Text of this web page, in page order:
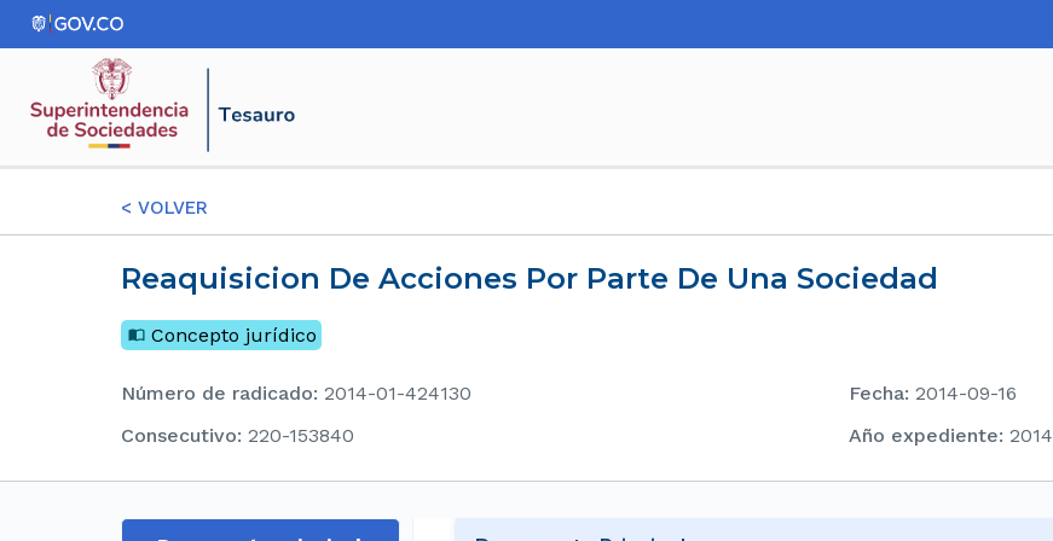
< VOLVER
Reaquisicion De Acciones Por Parte De Una Sociedad
Concepto jurídico
Número de radicado: 2014-01-424130 Fecha: 2014-09-16
consecutivo: 220-153840 Año expediente: 2014